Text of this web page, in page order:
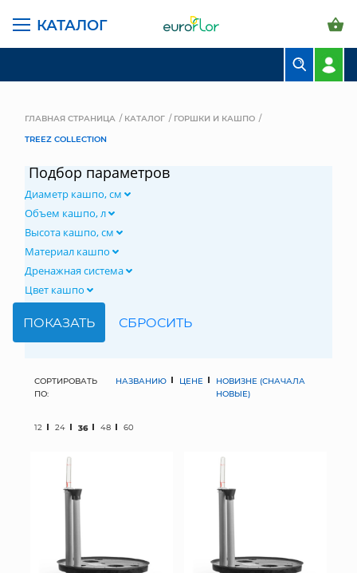
КАТАЛОГ
СВАДЕБНАЯ ФЛОРИСТИКА
МЯГКИЕ ИГРУШКИ
ПАКЕТЫ И СУМКИ
ГЛАВНАЯ СТРАНИЦА КАТАЛОГ
ГОРШКИ И КАШПО
TREEZ COLLECTION
Подбор параметров
Диаметр кашпо, см
Объем кашпо, л
Высота кашпо, см
Материал кашпо
Дренажная система
Цвет кашпо
СОРТИРОВАТЬ
ПО:
НАЗВАНИЮ ЦЕНЕ
НОВИЗНЕ (СНАЧАЛА
НОВЫЕ)
12 24 36 48 60